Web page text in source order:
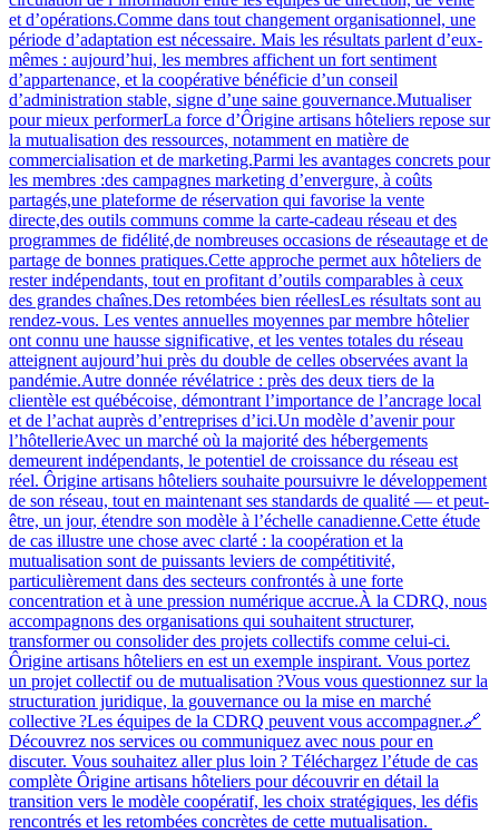
et d’opérations.Comme dans tout changement organisationnel, une
période d’adaptation est nécessaire. Mais les résultats parlent d’eux-
mêmes : aujourd’hui, les membres affichent un fort sentiment
d’appartenance, et la coopérative bénéficie d’un conseil
d’administration stable, signe d’une saine gouvernance.Mutualiser
pour mieux performerLa force d’Ôrigine artisans hôteliers repose sur
la mutualisation des ressources, notamment en matière de
commercialisation et de marketing.Parmi les avantages concrets pour
les membres :des campagnes marketing d’envergure, à coûts
partagés,une plateforme de réservation qui favorise la vente
directe,des outils communs comme la carte-cadeau réseau et des
programmes de fidélité,de nombreuses occasions de réseautage et de
partage de bonnes pratiques.Cette approche permet aux hôteliers de
rester indépendants, tout en profitant d’outils comparables à ceux
des grandes chaînes.Des retombées bien réellesLes résultats sont au
rendez-vous. Les ventes annuelles moyennes par membre hôtelier
ont connu une hausse significative, et les ventes totales du réseau
atteignent aujourd’hui près du double de celles observées avant la
pandémie.Autre donnée révélatrice : près des deux tiers de la
clientèle est québécoise, démontrant l’importance de l’ancrage local
et de l’achat auprès d’entreprises d’ici.Un modèle d’avenir pour
l’hôtellerieAvec un marché où la majorité des hébergements
demeurent indépendants, le potentiel de croissance du réseau est
réel. Ôrigine artisans hôteliers souhaite poursuivre le développement
de son réseau, tout en maintenant ses standards de qualité — et peut-
être, un jour, étendre son modèle à l’échelle canadienne.Cette étude
de cas illustre une chose avec clarté : la coopération et la
mutualisation sont de puissants leviers de compétitivité,
particulièrement dans des secteurs confrontés à une forte
concentration et à une pression numérique accrue.À la CDRQ, nous
accompagnons des organisations qui souhaitent structurer,
transformer ou consolider des projets collectifs comme celui-ci.
Ôrigine artisans hôteliers en est un exemple inspirant. Vous portez
un projet collectif ou de mutualisation ?Vous vous questionnez sur la
structuration juridique, la gouvernance ou la mise en marché
collective ?Les équipes de la CDRQ peuvent vous accompagner.🔗
Découvrez nos services ou communiquez avec nous pour en
discuter. Vous souhaitez aller plus loin ? Téléchargez l’étude de cas
complète Ôrigine artisans hôteliers pour découvrir en détail la
transition vers le modèle coopératif, les choix stratégiques, les défis
rencontrés et les retombées concrètes de cette mutualisation.